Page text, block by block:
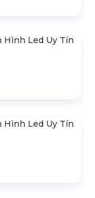
Hình Led Uy Tín
Hình Led Uy Tín